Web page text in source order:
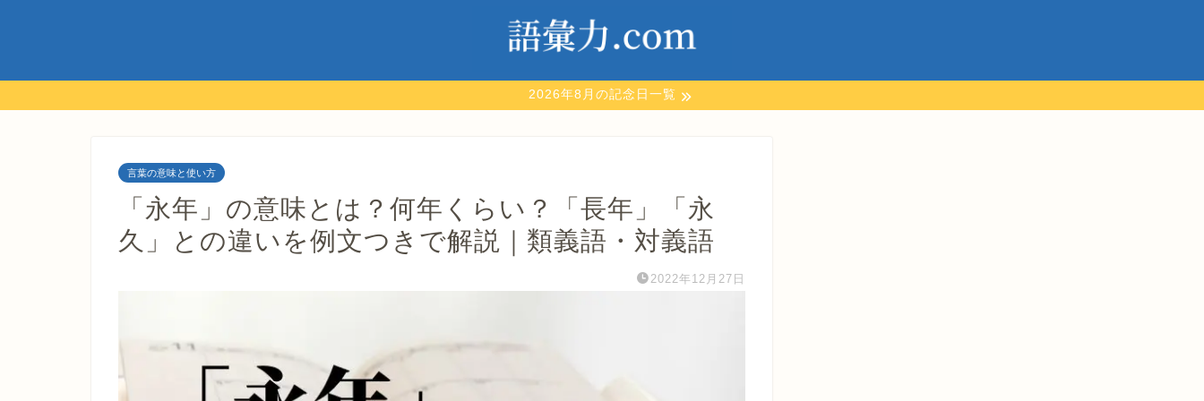
2026年8月の記念日一覧
言葉の意味と使い方
「永年」の意味とは？何年くらい？「長年」「永
久」との違いを例文つきで解説｜類義語・対義語
2022年12月27日